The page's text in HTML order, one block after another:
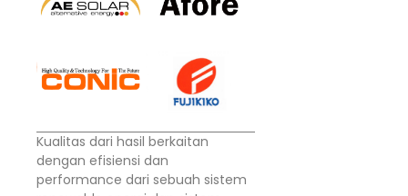
Kualitas dari hasil berkaitan
dengan efisiensi dan
performance dari sebuah sistem